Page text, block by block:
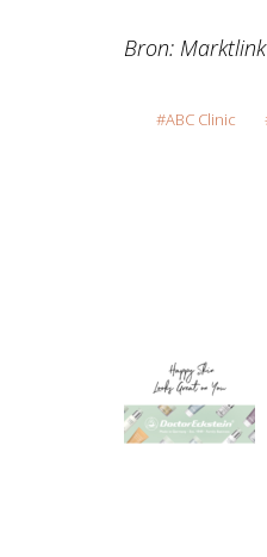
Bron: Marktlink
ABC Clinic